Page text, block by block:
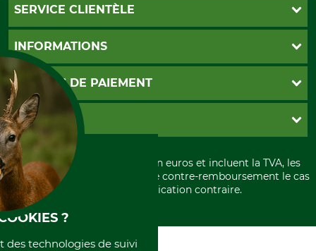
SERVICE CLIENTÈLE
Foire aux questions
Abonnement à la newsletter
Contact
Garantie / Devis
Paramètres des cookies
INFORMATIONS
CGV
Livraison
Conditions d'annulation
Formulaire de rétraction
Politique de confidentialité
Élimination et environnement
Rétractation de votre commande
MOYENS DE PAIEMENT
PayPal
Carte de crédit
Paiement á l'avance
GRUBE KG
Histoire
International
Portrait
Qui sommes-nous
Tous les prix sont exprimés en euros et incluent la TVA, les
frais d'expédition et les frais de contre-remboursement le cas
échéant, sauf indication contraire.
?
des technologies de suivi